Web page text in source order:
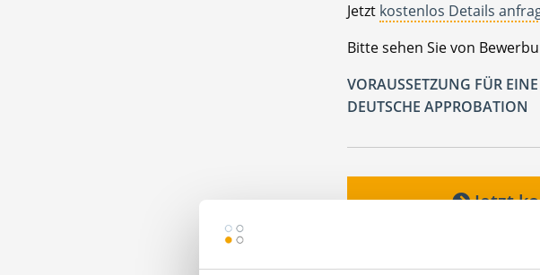
Jetzt kostenlos Details
Bitte sehen Sie von
VORAUSSETZUNG FÜR
DEUTSCHE APPROBATION
Jetzt